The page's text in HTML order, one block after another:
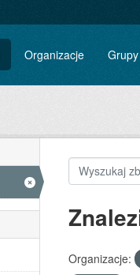
Organizacje Grupy
Organizacje: